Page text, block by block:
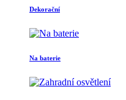
Dekorační
Na baterie